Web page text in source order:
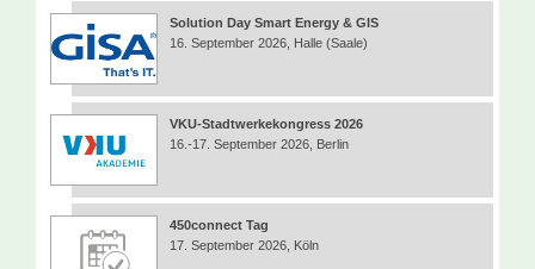
Solution Day Smart Energy & GIS
16. September 2026, Halle (Saale)
VKU-Stadtwerkekongress 2026
16.-17. September 2026, Berlin
450connect Tag
17. September 2026, Köln